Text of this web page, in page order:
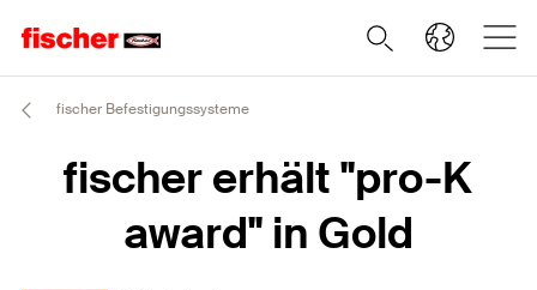
fischer Befestigungssysteme
fischer erhält "pro-K
award" in Gold